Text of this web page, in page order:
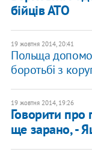
бійців АТО
19 жовтня 2014, 20:41
Польща
боротьбі з
19 жовтня 2014, 19:26
Говорити про
ще зарано, -